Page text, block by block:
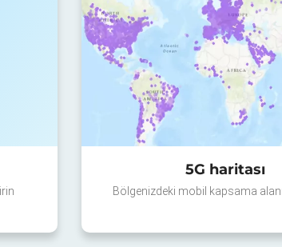
5G haritası
Bölgenizdeki mobil kapsama